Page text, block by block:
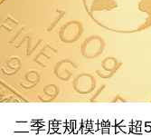
二季度规模增长超